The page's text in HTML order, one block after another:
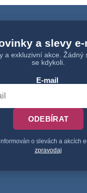
a slevy e-
a exkluzivní akce. Žádný
se kdykoli.
E-mail
ODEBÍRAT
o slevách a akcích
zpravodaj